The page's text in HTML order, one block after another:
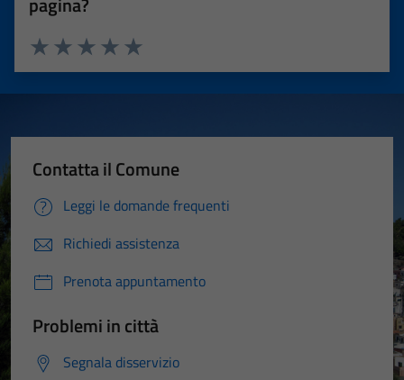
Valuta 5 stelle su 5
Valuta 4 stelle su 5
Valuta 3 stelle su 5
Valuta 2 stelle su 5
Valuta 1 stelle su 5
Contatta il Comune
Leggi le domande frequenti
Richiedi assistenza
Prenota appuntamento
Problemi in città
Segnala disservizio